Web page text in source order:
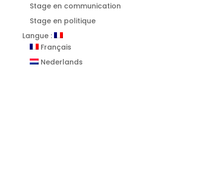
Stage en communication
Stage en politique
Langue :
Français
Nederlands